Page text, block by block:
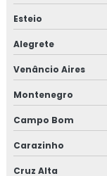
Fábrica de
Fábrica de
Fábrica de lareiras
Fabricante de
Fabricante de
Fabricante de
Esteio
Alegrete
Venâncio Aires
Montenegro
Campo Bom
Carazinho
Cruz Alta